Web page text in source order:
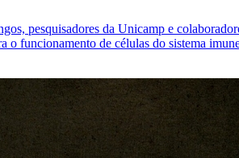
pesquisadores da Unicamp e
o funcionamento de células do sistema